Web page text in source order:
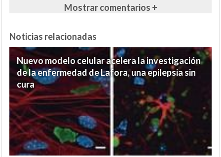
Mostrar comentarios +
Noticias relacionadas
Nuevo modelo celular acelera la investigación
de la enfermedad de Lafora, una epilepsia sin
cura